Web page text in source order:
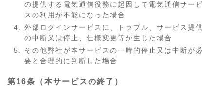
の提供する電気通信役務に起因して電気通信サービ
スの利用が不能になった場合
外部ログインサービスに、トラブル、サービス提供
の中断又は停止、仕様変更等が生じた場合
その他弊社が本サービスの一時的停止又は中断が必
要と合理的に判断した場合
第16条（本サービスの終了）